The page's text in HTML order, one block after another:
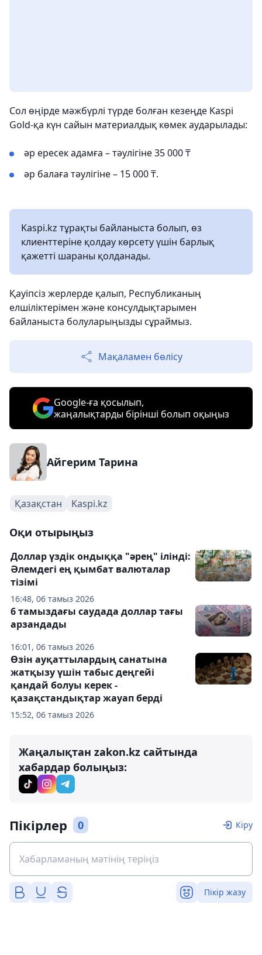
Сол өңірде мәжбүрлі түрде болған кезеңде Kaspi
Gold-қа күн сайын материалдық көмек аударылады:
әр ересек адамға – тәулігіне 35 000 ₸
әр балаға тәулігіне – 15 000 ₸.
Kaspi.kz тұрақты байланыста болып, өз
клиенттеріне қолдау көрсету үшін барлық
қажетті шараны қолданады.
Қауіпсіз жерлерде қалып, Республиканың
елшіліктерімен және консулдықтарымен
байланыста болуларыңызды сұраймыз.
Мақаламен бөлісу
Google-ға қосылып,
жаңалықтарды бірінші болып оқыңыз
Айгерим Тарина
Қазақстан Kaspi.kz
Оқи отырыңыз
16:48, 06 тамыз 2026
Доллар үздік ондыққа "әрең" ілінді:
Әлемдегі ең қымбат валюталар
тізімі
16:01, 06 тамыз 2026
6 тамыздағы саудада доллар тағы
арзандады
15:52, 06 тамыз 2026
Өзін ауқаттылардың санатына
жатқызу үшін табыс деңгейі
қандай болуы керек -
қазақстандықтар жауап берді
Жаңалықтан zakon.kz сайтында
хабардар болыңыз:
Пікірлер 0 Кіру
Пікір жазу